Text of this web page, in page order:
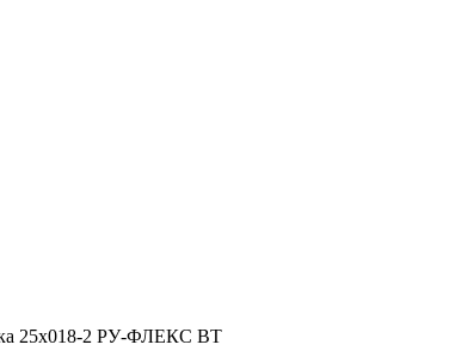
25х018-2 РУ-ФЛЕКС ВТ